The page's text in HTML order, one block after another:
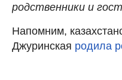
родственники и
Напомним,
Джуринская родила